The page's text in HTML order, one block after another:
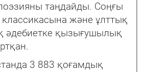
таңдайды. Соңғы
және ұлттық
әдебиетке қызығушылық
3 883 қоғамдық